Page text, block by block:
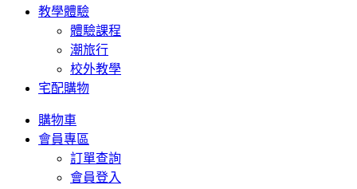
教學體驗
體驗課程
潮旅行
校外教學
宅配購物
購物車
會員專區
訂單查詢
會員登入